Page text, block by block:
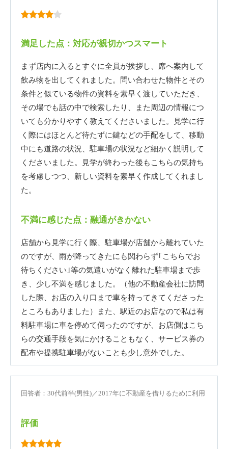
満足した点：対応が親切かつスマート
まず店内に入るとすぐに全員が挨拶し、席へ案内して
飲み物を出してくれました。問い合わせた物件とその
条件と似ている物件の資料を素早く渡していただき、
その場でも話の中で検索したり、また周辺の情報につ
いても分かりやすく教えてくださいました。見学に行
く際にはほとんど待たずに鍵などの手配をして、移動
中にも道路の状況、駐車場の状況など細かく説明して
くださいました。見学が終わった後もこちらの気持ち
を考慮しつつ、新しい資料を素早く作成してくれまし
た。
不満に感じた点：融通がきかない
店舗から見学に行く際、駐車場が店舗から離れていた
のですが、雨が降ってきたにも関わらず｢こちらでお
待ちください｣等の気遣いがなく離れた駐車場まで歩
き、少し不満を感じました。（他の不動産会社に訪問
した際、お店の入り口まで車を持ってきてくださった
ところもありました）また、駅近のお店なので私は有
料駐車場に車を停めて伺ったのですが、お店側はこち
らの交通手段を気にかけることもなく、サービス券の
配布や提携駐車場がないことも少し意外でした。
回答者：30代前半(男性)／2017年に不動産を借りるために利用
評価